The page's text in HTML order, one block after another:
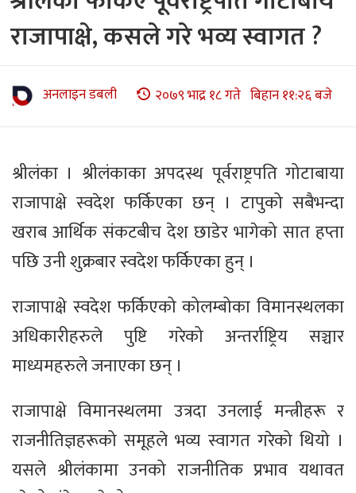
राजापाक्षे, कसले गरे भव्य स्वागत ?
अनलाइन डबली २०७९ भाद्र १८ गते बिहान ११:२६ बजे
श्रीलंका । श्रीलंकाका अपदस्थ पूर्वराष्ट्रपति गोटाबाया
राजापाक्षे स्वदेश फर्किएका छन् । टापुको सबैभन्दा
खराब आर्थिक संकटबीच देश छाडेर भागेको सात हप्ता
पछि उनी शुक्रबार स्वदेश फर्किएका हुन् ।
राजापाक्षे स्वदेश फर्किएको कोलम्बोका विमानस्थलका
अधिकारीहरुले पुष्टि गरेको अन्तर्राष्ट्रिय सञ्चार
माध्यमहरुले जनाएका छन् ।
राजापाक्षे विमानस्थलमा उत्रदा उनलाई मन्त्रीहरू र
राजनीतिज्ञहरूको समूहले भव्य स्वागत गरेको थियो ।
यसले श्रीलंकामा उनको राजनीतिक प्रभाव यथावत